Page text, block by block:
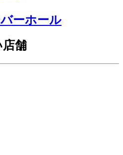
ーホール
舗